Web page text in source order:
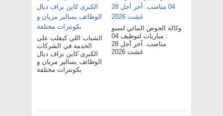
الشباب اللي كيقلب على
الخدمة في الشركات
الكبرى كاين بزاف ديال
الوظائف بسالير مزيان و
بكونترات مختلفة
وكالة الحوض المائي لسبو
: مباريات لتوظيف 04
مناصب. آخر أجل 28
غشت 2026